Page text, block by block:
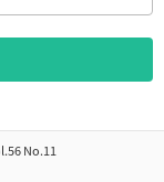
No.11